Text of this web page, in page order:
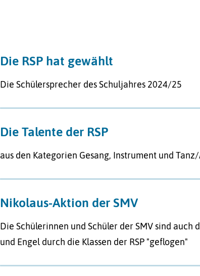
Die RSP hat gewählt
Die Schülersprecher des Schuljahres 2024/25
Die Talente der RSP
aus den Kategorien Gesang, Instrument und
Nikolaus-Aktion der SMV
Die Schülerinnen und Schüler der SMV sind auch
und Engel durch die Klassen der RSP "geflogen"